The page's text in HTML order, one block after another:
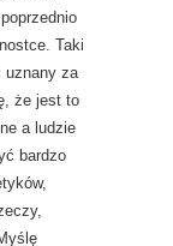
Taki
uznany za
że jest to
a ludzie
bardzo